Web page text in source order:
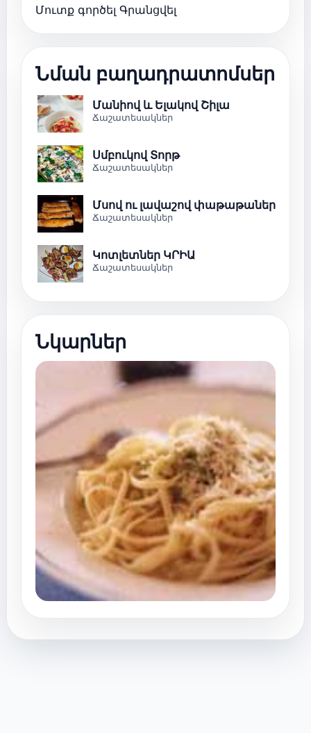
Մուտք գործել Գրանցվել
Նման բաղադրատոմսեր
Մանիով և Ելակով Շիլա
Ճաշատեսակներ
Սմբուկով Տորթ
Ճաշատեսակներ
Մսով ու լավաշով փաթաթաներ
Ճաշատեսակներ
Կոտլետներ ԿՐԻԱ
Ճաշատեսակներ
Նկարներ